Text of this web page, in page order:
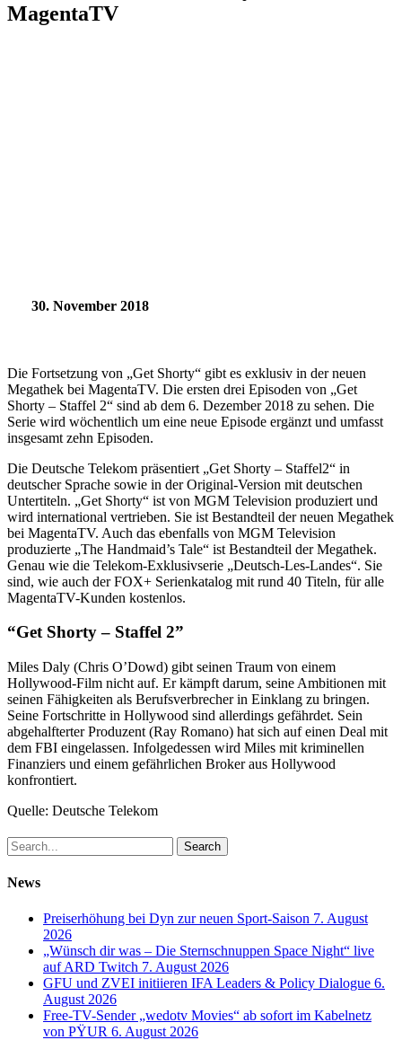
MagentaTV
30. November 2018
Die Fortsetzung von „Get Shorty“ gibt es exklusiv in der neuen
Megathek bei MagentaTV. Die ersten drei Episoden von „Get
Shorty – Staffel 2“ sind ab dem 6. Dezember 2018 zu sehen. Die
Serie wird wöchentlich um eine neue Episode ergänzt und umfasst
insgesamt zehn Episoden.
Die Deutsche Telekom präsentiert „Get Shorty – Staffel2“ in
deutscher Sprache sowie in der Original-Version mit deutschen
Untertiteln. „Get Shorty“ ist von MGM Television produziert und
wird international vertrieben. Sie ist Bestandteil der neuen Megathek
bei MagentaTV. Auch das ebenfalls von MGM Television
produzierte „The Handmaid’s Tale“ ist Bestandteil der Megathek.
Genau wie die Telekom-Exklusivserie „Deutsch-Les-Landes“. Sie
sind, wie auch der FOX+ Serienkatalog mit rund 40 Titeln, für alle
MagentaTV-Kunden kostenlos.
“Get Shorty – Staffel 2”
Miles Daly (Chris O’Dowd) gibt seinen Traum von einem
Hollywood-Film nicht auf. Er kämpft darum, seine Ambitionen mit
seinen Fähigkeiten als Berufsverbrecher in Einklang zu bringen.
Seine Fortschritte in Hollywood sind allerdings gefährdet. Sein
abgehalfterter Produzent (Ray Romano) hat sich auf einen Deal mit
dem FBI eingelassen. Infolgedessen wird Miles mit kriminellen
Finanziers und einem gefährlichen Broker aus Hollywood
konfrontiert.
Quelle: Deutsche Telekom
Search
News
Preiserhöhung bei Dyn zur neuen Sport-Saison 7. August
2026
„Wünsch dir was – Die Sternschnuppen Space Night“ live
auf ARD Twitch 7. August 2026
GFU und ZVEI initiieren IFA Leaders & Policy Dialogue 6.
August 2026
Free-TV-Sender „wedotv Movies“ ab sofort im Kabelnetz
von PŸUR 6. August 2026